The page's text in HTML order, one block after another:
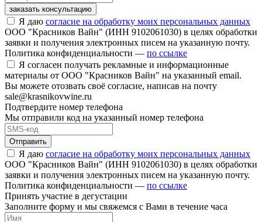
заказать консультацию
Я даю согласие на обработку моих персональных данных
ООО "Красников Вайн" (ИНН 9102061030) в целях обработки
заявки и получения электронных писем на указанную почту.
Политика конфиденциальности — по ссылке
Я согласен получать рекламные и информационные
материалы от ООО "Красников Вайн" на указанный email.
Вы можете отозвать своё согласие, написав на почту
sale@krasnikovwine.ru
Подтвердите номер телефона
Мы отправили код на указанный номер телефона
Отправить
Я даю согласие на обработку моих персональных данных
ООО "Красников Вайн" (ИНН 9102061030) в целях обработки
заявки и получения электронных писем на указанную почту.
Политика конфиденциальности — по ссылке
Принять участие в дегустации
Заполните форму и мы свяжемся с Вами в течение часа